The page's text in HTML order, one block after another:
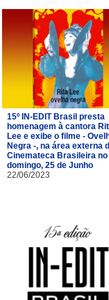
15º IN-EDIT Brasil presta
homenagem à cantora
Lee e exibe o filme -
Negra -, na área externa
Cinemateca Brasileira no
domingo, 25 de Junho
22/06/2023